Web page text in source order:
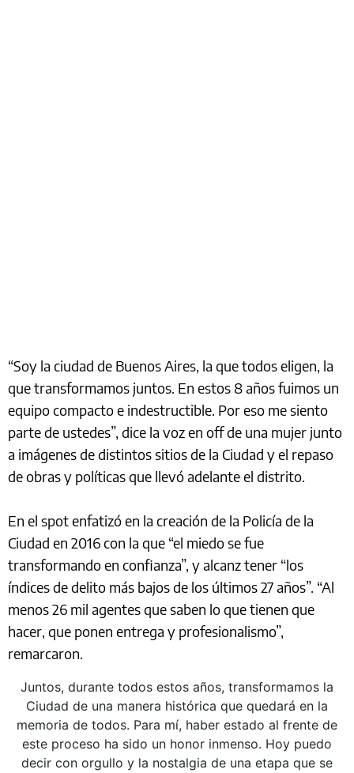
“Soy la ciudad de Buenos Aires, la que todos eligen, la
que transformamos juntos. En estos 8 años fuimos un
equipo compacto e indestructible. Por eso me siento
parte de ustedes”, dice la voz en off de una mujer junto
a imágenes de distintos sitios de la Ciudad y el repaso
de obras y políticas que llevó adelante el distrito.
En el spot enfatizó en la creación de la Policía de la
Ciudad en 2016 con la que “el miedo se fue
transformando en confianza”, y alcanz tener “los
índices de delito más bajos de los últimos 27 años”. “Al
menos 26 mil agentes que saben lo que tienen que
hacer, que ponen entrega y profesionalismo”,
remarcaron.
Juntos, durante todos estos años, transformamos la
Ciudad de una manera histórica que quedará en la
memoria de todos. Para mí, haber estado al frente de
este proceso ha sido un honor inmenso. Hoy puedo
decir con orgullo y la nostalgia de una etapa que se